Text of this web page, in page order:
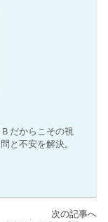
だからこその視
と不安を解決。